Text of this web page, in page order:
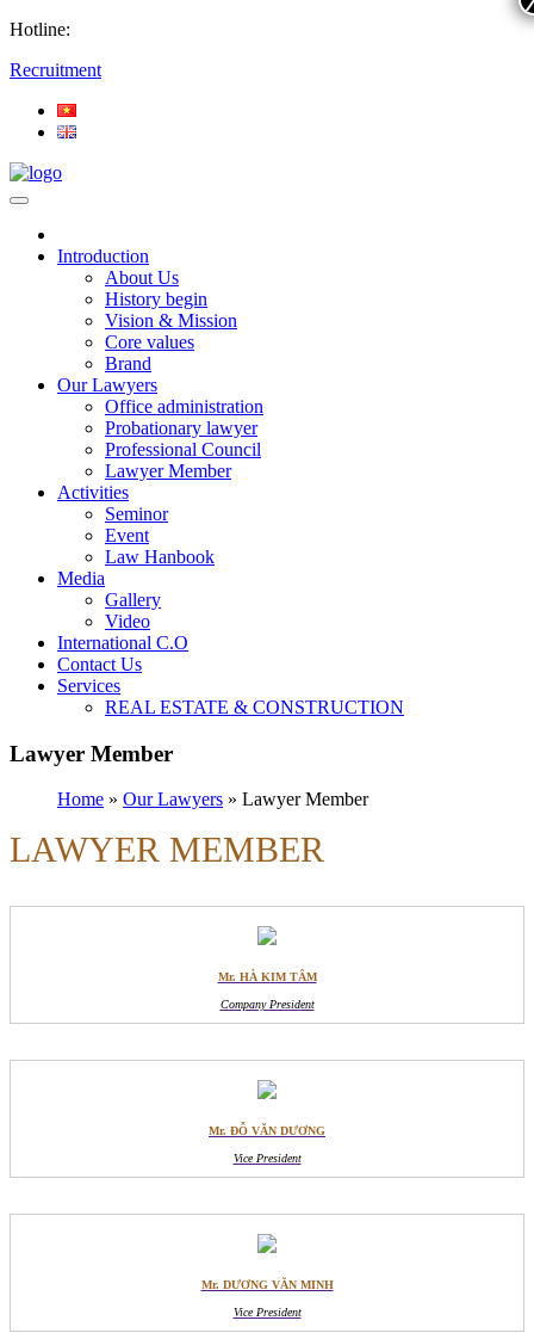
Hotline:
Recruitment
Introduction
About Us
History begin
Vision & Mission
Core values
Brand
Our Lawyers
Office administration
Probationary lawyer
Professional Council
Lawyer Member
Activities
Seminor
Event
Law Hanbook
Media
Gallery
Video
International C.O
Contact Us
Services
REAL ESTATE & CONSTRUCTION
Lawyer Member
Home » Our Lawyers » Lawyer Member
LAWYER MEMBER
Mr. HÀ KIM TÂM
Company President
Mr. ĐỖ VĂN DƯƠNG
Vice President
Mr. DƯƠNG VĂN MINH
Vice President